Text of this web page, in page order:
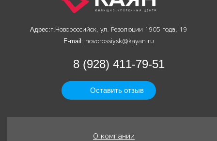
Адрес:г.Новороссийск, ул. Революции 1905 года, 19
E-mail: novorossiysk@kayan.ru
8 (928) 411-79-51
Оставить отзыв
О компании